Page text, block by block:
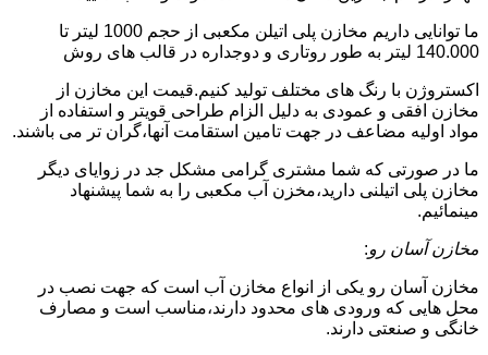
ما توانایی داریم مخازن پلی اتیلن مکعبی از حجم 1000 لیتر تا
140.000 لیتر به طور روتاری و دوجداره در قالب های روش
اکستروژن با رنگ های مختلف تولید کنیم.قیمت این مخازن از
مخازن افقی و عمودی به دلیل الزام طراحی قویتر و استفاده از
مواد اولیه مضاعف در جهت تامین استقامت آنها،گران تر می باشند.
ما در صورتی که شما مشتری گرامی مشکل جد در زوایای دیگر
مخازن پلی اتیلنی دارید،مخزن آب مکعبی را به شما پیشنهاد
مینمائیم.
مخازن آسان رو:
مخازن آسان رو یکی از انواع مخازن آب است که جهت نصب در
محل هایی که ورودی های محدود دارند،مناسب است و مصارف
خانگی و صنعتی دارند.